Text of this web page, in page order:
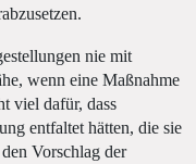
nie mit
wenn eine Maßnahme
viel dafür, dass
entfaltet hätten, die sie
Vorschlag der